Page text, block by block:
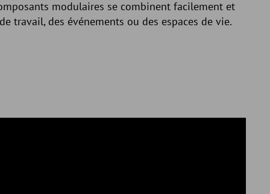
modulaires se combinent facilement et
travail, des événements ou des espaces de vie.